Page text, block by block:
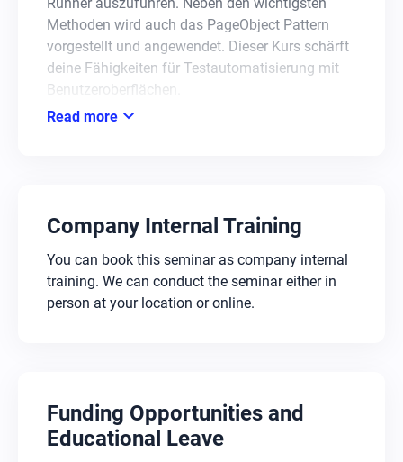
Methoden wird auch das PageObject Pattern
vorgestellt und angewendet. Dieser Kurs schärft
deine Fähigkeiten für Testautomatisierung mit
Benutzeroberflächen.
Übungen auf virtuellen Maschinen
mit realistischen Testszenarien starten kannst.
Seminar erhalten – für nachhaltiges Lernen.
Nachbetreuung inklusive
unterstützen wir dich auch nach der
Schulung. Durch kontinuierliche Praxis und
Zugriff auf unsere Lernressourcen entwickelst
Read more expand_more
Company Internal Training
You can book this seminar as company internal
training. We can conduct the seminar either in
person at your location or online.
Funding Opportunities and
Educational Leave